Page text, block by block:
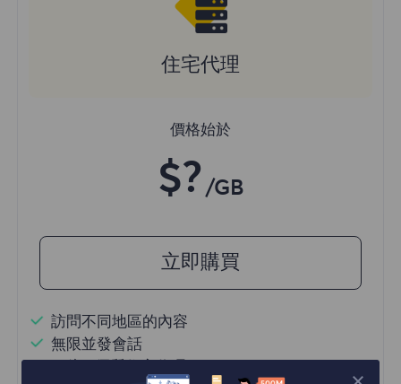
住宅代理
價格始於
$? /GB
立即購買
訪問不同地區的內容
無限並發會話